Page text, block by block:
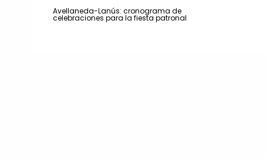
Avellaneda-Lanús: cronograma de
celebraciones para la fiesta patronal